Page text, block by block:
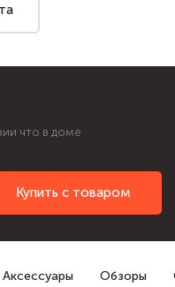
что в доме
Купить с товаром
Аксессуары Обзоры